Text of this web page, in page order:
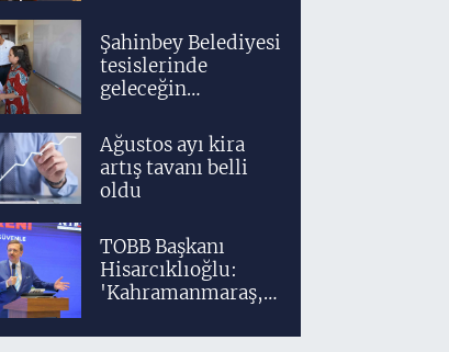
klinik altyapıyla
yetiştiriyoruz'
Şahinbey Belediyesi
tesislerinde
geleceğin
teknolojiyle
yetişiyor
Ağustos ayı kira
artış tavanı belli
oldu
TOBB Başkanı
Hisarcıklıoğlu:
'Kahramanmaraş,
Türkiye